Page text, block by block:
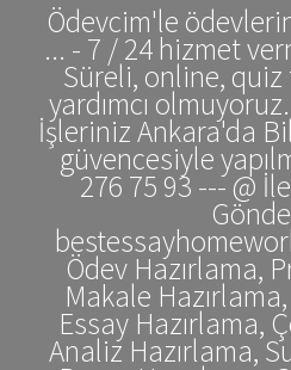
Ödevcim'le
... - 7 / 24 hizmet
Süreli, online, quiz
yardımcı
İşleriniz Ankara'da
güvencesiyle
276 75 93 --- @
Ödev Hazırlama,
Makale
Essay Hazırlama,
Analiz Hazırlama,